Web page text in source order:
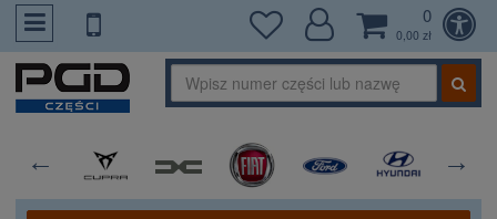
PrzejdzDoTresci
0
0,00 zł